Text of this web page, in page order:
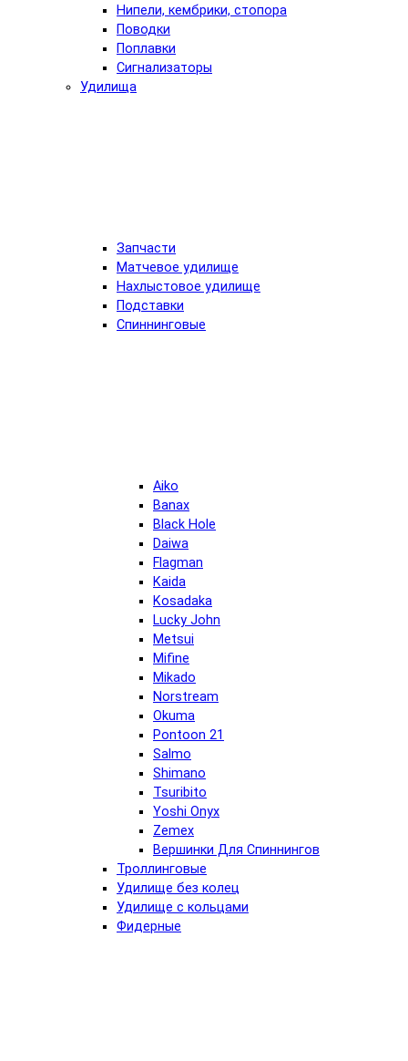
Нипели, кембрики, стопора
Поводки
Поплавки
Сигнализаторы
Удилища
Запчасти
Матчевое удилище
Нахлыстовое удилище
Подставки
Спиннинговые
Aiko
Banax
Black Hole
Daiwa
Flagman
Kaida
Kosadaka
Lucky John
Metsui
Mifine
Mikado
Norstream
Okuma
Pontoon 21
Salmo
Shimano
Tsuribito
Yoshi Onyx
Zemex
Вершинки Для Спиннингов
Троллинговые
Удилище без колец
Удилище с кольцами
Фидерные